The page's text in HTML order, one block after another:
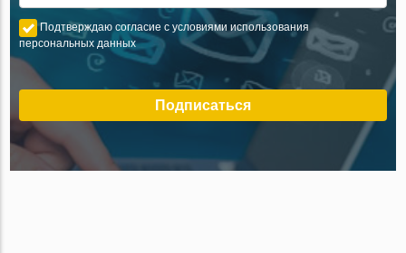
Подтверждаю согласие с условиями использования
персональных данных
Подписаться